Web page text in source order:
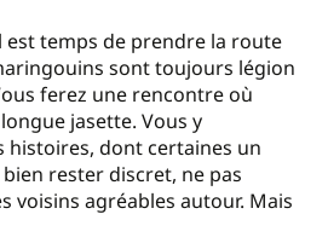
est temps de prendre la route
sont toujours légion
ferez une rencontre où
jasette. Vous y
histoires, dont certaines un
rester discret, ne pas
voisins agréables autour. Mais